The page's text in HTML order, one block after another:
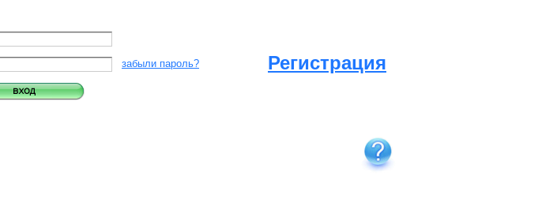
Регистрация
забыли пароль?